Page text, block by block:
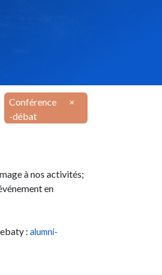
Conférence
-débat
×
à nos activités;
en
: alumni-